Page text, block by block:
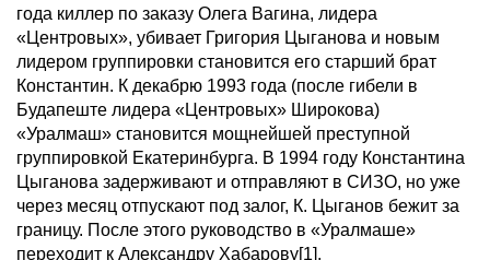
года киллер по заказу Олега Вагина, лидера
«Центровых», убивает Григория Цыганова и новым
лидером группировки становится его старший брат
Константин. К декабрю 1993 года (после гибели в
Будапеште лидера «Центровых» Широкова)
«Уралмаш» становится мощнейшей преступной
группировкой Екатеринбурга. В 1994 году Константина
Цыганова задерживают и отправляют в СИЗО, но уже
через месяц отпускают под залог, К. Цыганов бежит за
границу. После этого руководство в «Уралмаше»
переходит к Александру Хабарову[1].